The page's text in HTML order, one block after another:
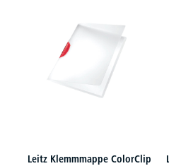
Leitz Klemmmappe ColorClip